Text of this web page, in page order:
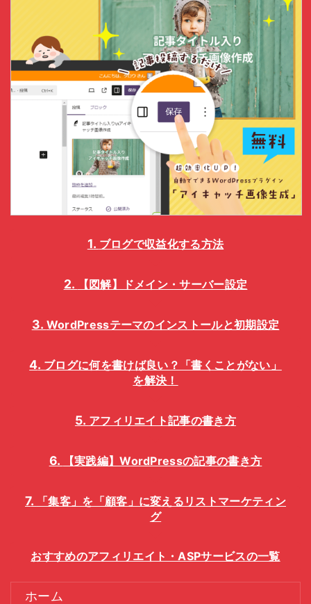
ブログで収益化する方法
【図解】ドメイン・サーバー設定
WordPressテーマのインストールと初期設定
ブログに何を書けば良い？「書くことがない」
を解決！
アフィリエイト記事の書き方
【実践編】WordPressの記事の書き方
「集客」を「顧客」に変えるリストマーケティン
グ
おすすめのアフィリエイト・ASPサービスの一覧
ホーム